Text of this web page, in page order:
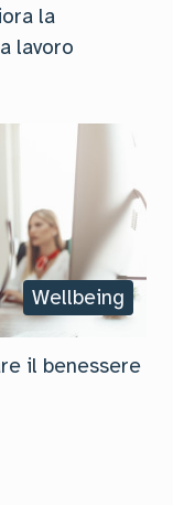
la
lavoro
Wellbeing
il benessere